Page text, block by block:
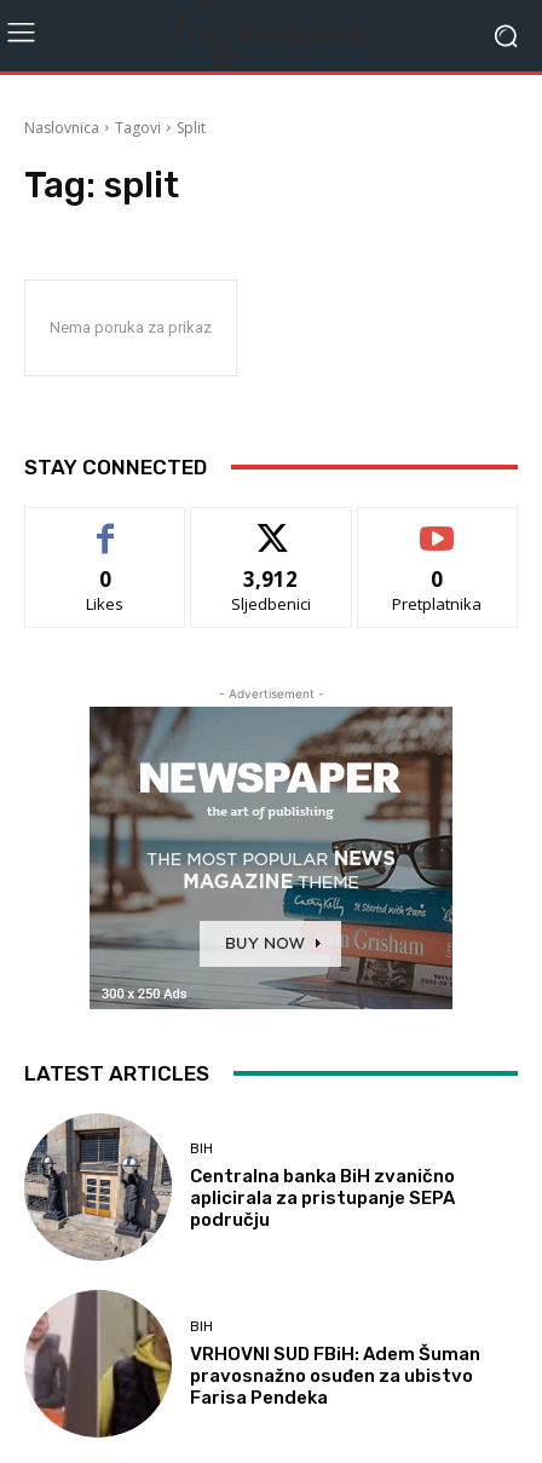
Naslovnica Tagovi Split
Tag: split
Nema poruka za prikaz
STAY CONNECTED
0
Likes
3,912
Sljedbenici
0
Pretplatnika
- Advertisement -
LATEST ARTICLES
BIH
Centralna banka BiH zvanično
aplicirala za pristupanje SEPA
području
BIH
VRHOVNI SUD FBiH: Adem Šuman
pravosnažno osuđen za ubistvo
Farisa Pendeka